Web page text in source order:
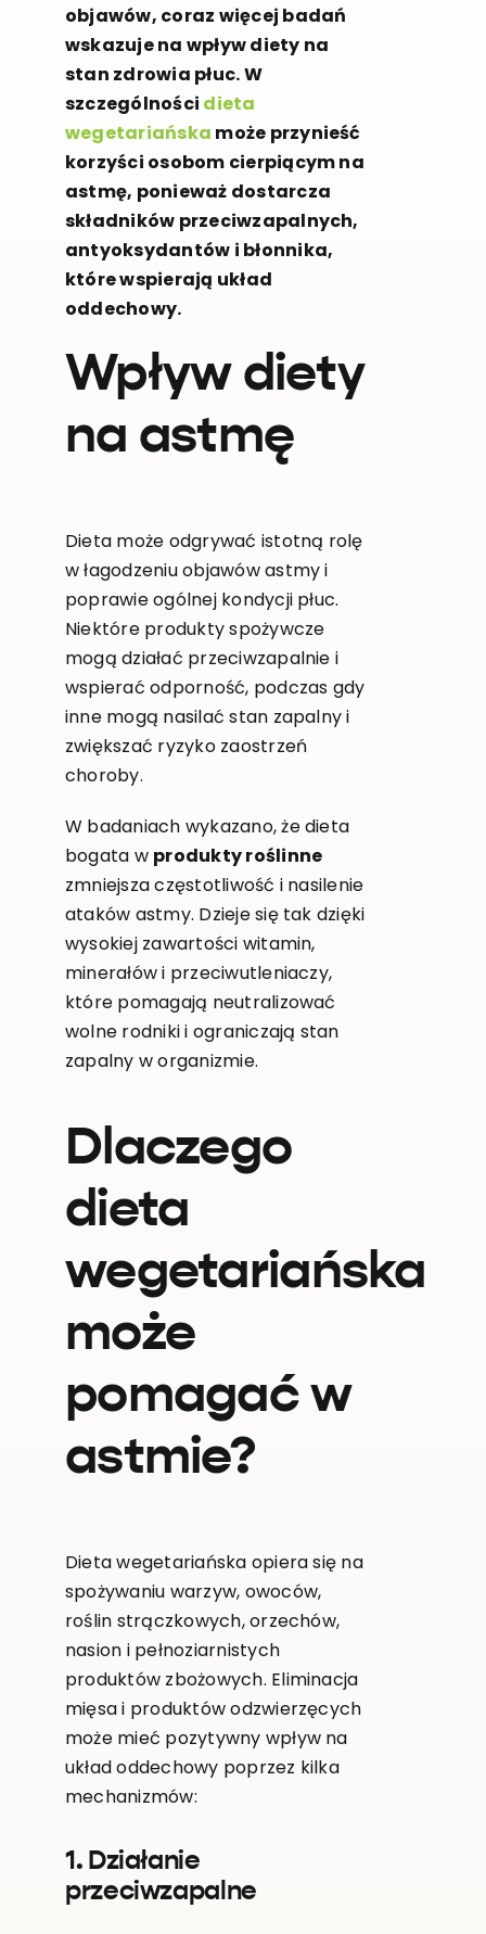
objawów, coraz więcej badań
wskazuje na wpływ diety na
stan zdrowia płuc. W
szczególności dieta
wegetariańska może przynieść
korzyści osobom cierpiącym na
astmę, ponieważ dostarcza
składników przeciwzapalnych,
antyoksydantów i błonnika,
które wspierają układ
oddechowy.
Wpływ diety
na astmę
Dieta może odgrywać istotną rolę
w łagodzeniu objawów astmy i
poprawie ogólnej kondycji płuc.
Niektóre produkty spożywcze
mogą działać przeciwzapalnie i
wspierać odporność, podczas gdy
inne mogą nasilać stan zapalny i
zwiększać ryzyko zaostrzeń
choroby.
W badaniach wykazano, że dieta
bogata w produkty roślinne
zmniejsza częstotliwość i nasilenie
ataków astmy. Dzieje się tak dzięki
wysokiej zawartości witamin,
minerałów i przeciwutleniaczy,
które pomagają neutralizować
wolne rodniki i ograniczają stan
zapalny w organizmie.
Dlaczego
dieta
wegetariańska
może
pomagać w
astmie?
Dieta wegetariańska opiera się na
spożywaniu warzyw, owoców,
roślin strączkowych, orzechów,
nasion i pełnoziarnistych
produktów zbożowych. Eliminacja
mięsa i produktów odzwierzęcych
może mieć pozytywny wpływ na
układ oddechowy poprzez kilka
mechanizmów:
1. Działanie
przeciwzapalne